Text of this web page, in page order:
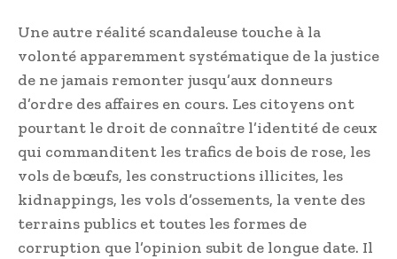
Une autre réalité scandaleuse touche à la
volonté apparemment systématique de la justice
de ne jamais remonter jusqu’aux donneurs
d’ordre des affaires en cours. Les citoyens ont
pourtant le droit de connaître l’identité de ceux
qui commanditent les trafics de bois de rose, les
vols de bœufs, les constructions illicites, les
kidnappings, les vols d’ossements, la vente des
terrains publics et toutes les formes de
corruption que l’opinion subit de longue date. Il